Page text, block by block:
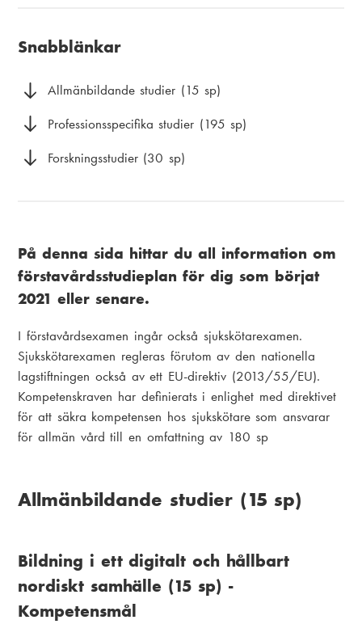
e
n
u
s
d
m
e
Snabblänkar
Allmänbildande studier (15 sp)
Professionsspecifika studier (195 sp)
Forskningsstudier (30 sp)
På denna sida hittar du all information om
förstavårdsstudieplan för dig som börjat
2021 eller senare.
I förstavårdsexamen ingår också sjukskötarexamen.
Sjukskötarexamen regleras förutom av den nationella
lagstiftningen också av ett EU-direktiv (2013/55/EU).
Kompetenskraven har definierats i enlighet med direktivet
för att säkra kompetensen hos sjukskötare som ansvarar
för allmän vård till en omfattning av 180 sp
Allmänbildande studier (15 sp)
Bildning i ett digitalt och hållbart
nordiskt samhälle (15 sp) -
Kompetensmål